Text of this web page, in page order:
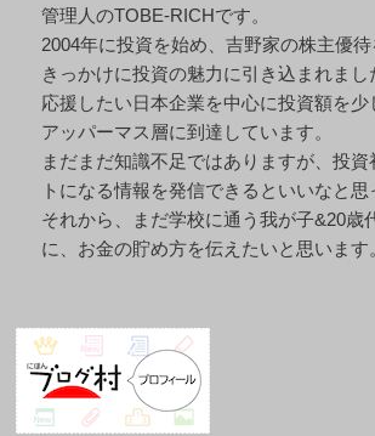
管理人のTOBE-RICHです。
2004年に投資を始め、吉野家の株主優
きっかけに投資の魅力に引き込まれまし
応援したい日本企業を中心に投資額を少
アッパーマス層に到達しています。
まだまだ知識不足ではありますが、投
トになる情報を発信できるといいなと思
それから、まだ学校に通う我が子&20歳
に、お金の貯め方を伝えたいと思います